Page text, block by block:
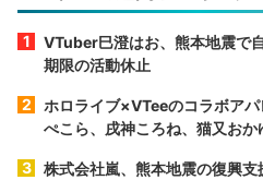
VTuber巳澄はお、熊本地震で
期限の活動休止
ホロライブ×VTeeのコラボア
ぺこら、戌神ころね、猫又おか
株式会社嵐、熊本地震の復興